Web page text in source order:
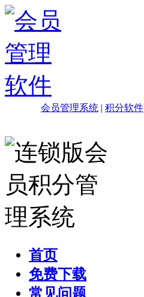
会员管理系统 | 积分软件
首页
免费下载
常见问题